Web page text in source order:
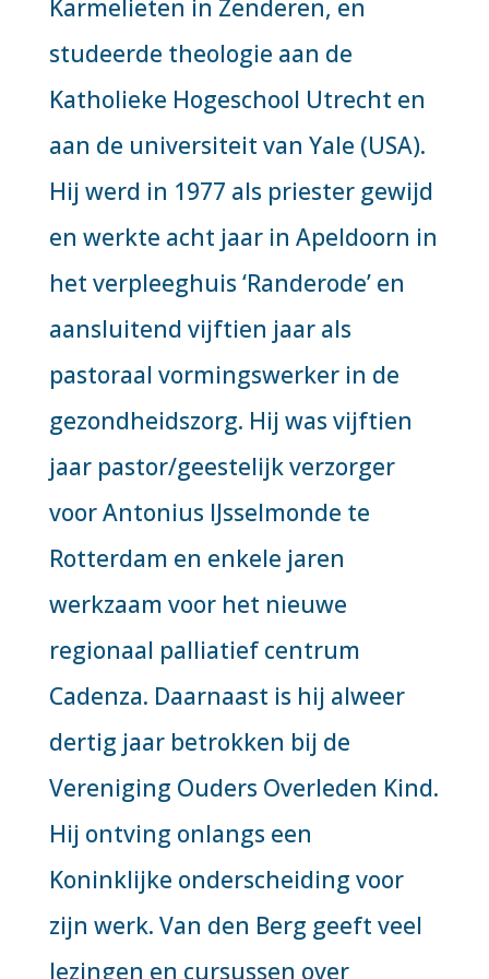
Karmelieten in Zenderen, en
studeerde theologie aan de
Katholieke Hogeschool Utrecht en
aan de universiteit van Yale (USA).
Hij werd in 1977 als priester gewijd
en werkte acht jaar in Apeldoorn in
het verpleeghuis ‘Randerode’ en
aansluitend vijftien jaar als
pastoraal vormingswerker in de
gezondheidszorg. Hij was vijftien
jaar pastor/geestelijk verzorger
voor Antonius IJsselmonde te
Rotterdam en enkele jaren
werkzaam voor het nieuwe
regionaal palliatief centrum
Cadenza. Daarnaast is hij alweer
dertig jaar betrokken bij de
Vereniging Ouders Overleden Kind.
Hij ontving onlangs een
Koninklijke onderscheiding voor
zijn werk. Van den Berg geeft veel
lezingen en cursussen over